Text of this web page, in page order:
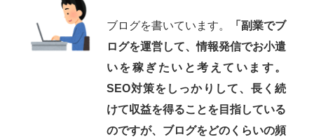
ブログを書いています。
「副業でブ
ログを運営して、情報発信でお小遣
いを稼ぎたいと考えています。
SEO対策をしっかりして、長く続
けて収益を得ることを目指している
のですが、ブログをどのくらいの頻